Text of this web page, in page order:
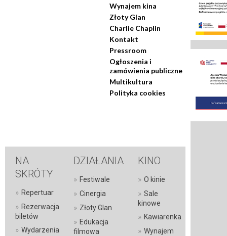
Wynajem kina
Złoty Glan
Charlie Chaplin
Kontakt
Pressroom
Ogłoszenia i
zamówienia publiczne
Multikultura
Polityka cookies
NA
SKRÓTY
» Repertuar
» Rezerwacja
biletów
» Wydarzenia
DZIAŁANIA
» Festiwale
» Cinergia
» Złoty Glan
» Edukacja
filmowa
KINO
» O kinie
» Sale
kinowe
» Kawiarenka
» Wynajem